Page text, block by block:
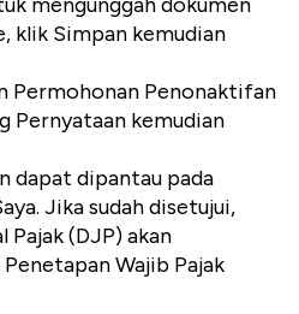
klik Simpan kemudian
Permohonan Penonaktifan
Pernyataan kemudian
dapat dipantau pada
Jika sudah disetujui,
(DJP) akan
Wajib Pajak